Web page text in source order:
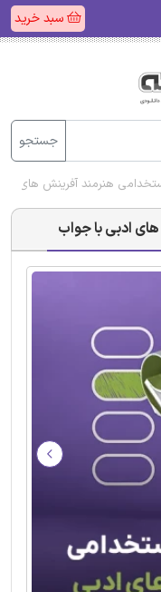
سبد خرید
جستجو
هنرمند آفرینش های
ادبی با جواب